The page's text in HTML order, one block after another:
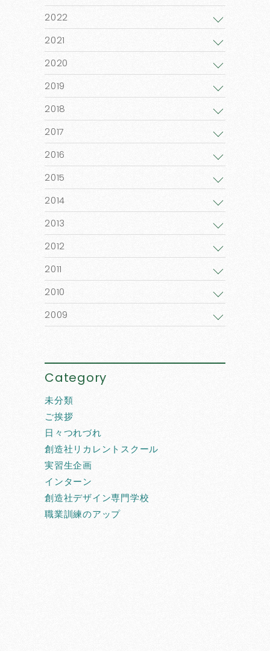
2022
2021
2020
2019
2018
2017
2016
2015
2014
2013
2012
2011
2010
2009
Category
未分類
ご挨拶
日々つれづれ
創造社リカレントスクール
実習生企画
インターン
創造社デザイン専門学校
職業訓練のアップ